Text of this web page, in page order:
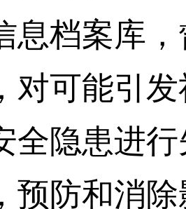
息档案库
对可能引
全隐患进
预防和消